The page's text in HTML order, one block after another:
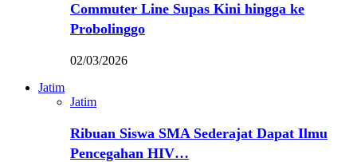
Commuter Line Supas Kini hingga ke
Probolinggo
02/03/2026
Jatim
Jatim
Ribuan Siswa SMA Sederajat Dapat Ilmu
Pencegahan HIV…